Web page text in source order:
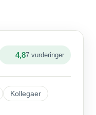
4,87 vurderinger
Kollegaer